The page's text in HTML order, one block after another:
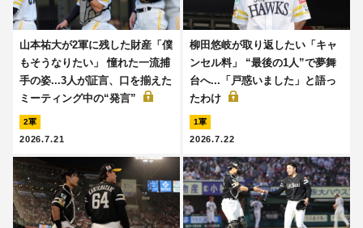
山本祐大が2軍に残した財産「僕
もそうなりたい」 憧れた一流捕
手の姿...3人が証言、口を揃えた
ミーティング中の“発言”
2軍
2026.7.21
柳田悠岐が取り返したい「キャ
ンセル料」 “最後の1人”で夢舞
台へ...「戸惑いました」と語っ
たわけ
1軍
2026.7.22